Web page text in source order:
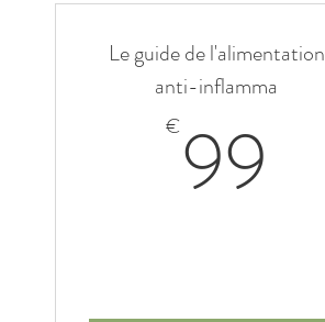
Le guide de l'alimentation
anti-inflamma
€99